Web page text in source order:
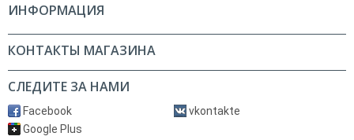
ИНФОРМАЦИЯ
КОНТАКТЫ МАГАЗИНА
СЛЕДИТЕ ЗА НАМИ
Facebook
vkontakte
Google Plus